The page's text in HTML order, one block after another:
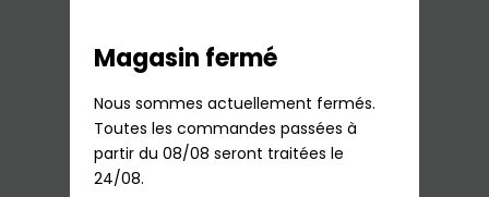
Filtre Charbon Actif Adaptable SF-AAC30
Aspirateur Miele
Magasin fermé
Nous sommes actuellement fermés.
Toutes les commandes passées à
partir du 08/08 seront traitées le
24/08.